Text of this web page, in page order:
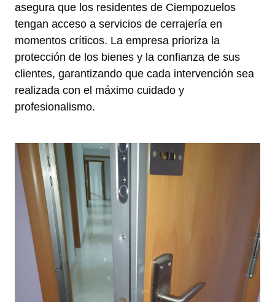
asegura que los residentes de Ciempozuelos
tengan acceso a servicios de cerrajería en
momentos críticos. La empresa prioriza la
protección de los bienes y la confianza de sus
clientes, garantizando que cada intervención sea
realizada con el máximo cuidado y
profesionalismo.